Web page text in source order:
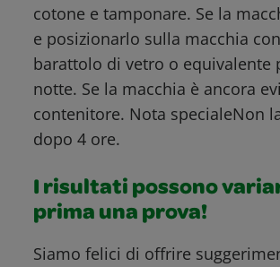
cotone e tamponare. Se la
e posizionarlo sulla macchia
barattolo di vetro o
notte. Se la macchia è ancora
contenitore. Nota specialeNon
dopo 4 ore.
I risultati possono
prima una prova!
Siamo felici di offrire